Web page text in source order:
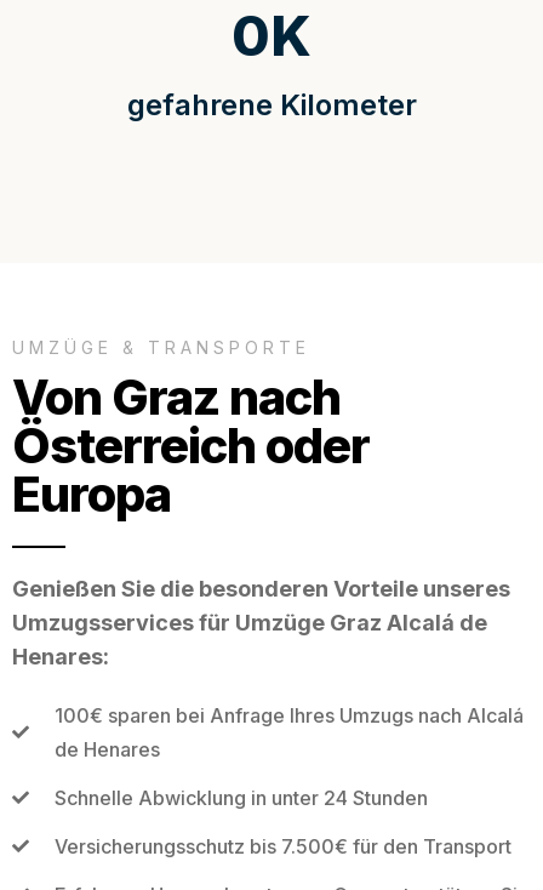
gefahrene Kilometer
0K
UMZÜGE & TRANSPORTE
Von Graz nach
Österreich oder
Europa
Genießen Sie die besonderen Vorteile unseres
Umzugsservices für Umzüge Graz Alcalá de
Henares:
100€ sparen bei Anfrage Ihres Umzugs nach Alcalá
de Henares
Schnelle Abwicklung in unter 24 Stunden
Versicherungsschutz bis 7.500€ für den Transport